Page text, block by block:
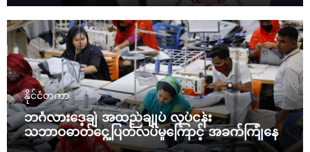
နိုင်ငံတကာ
ဘင်္ဂလားဒေ့ချ် အထည်ချုပ် လုပ်ငန်း
သဘာဝဓာတ်ငွေ့ပြတ်လပ်မှုကြောင့် အခက်ကြုံနေ